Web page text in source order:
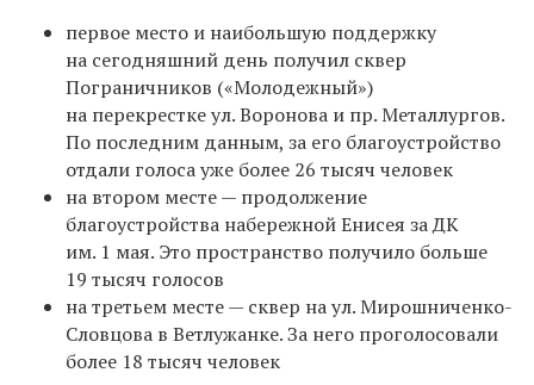
первое место и наибольшую поддержку
на сегодняшний день получил сквер
Пограничников («Молодежный»)
на перекрестке ул. Воронова и пр. Металлургов.
По последним данным, за его благоустройство
отдали голоса уже более 26 тысяч человек
на втором месте — продолжение
благоустройства набережной Енисея за ДК
им. 1 мая. Это пространство получило больше
19 тысяч голосов
на третьем месте — сквер на ул. Мирошниченко-
Словцова в Ветлужанке. За него проголосовали
более 18 тысяч человек